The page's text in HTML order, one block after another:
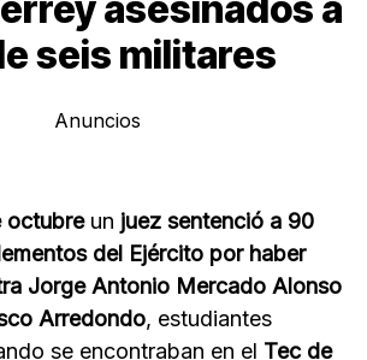
seis militares
Anuncios
octubreun juez sentenció a 90
del Ejército por haber
Jorge Antonio Mercado Alonso
Arredondo, estudiantes
se encontraban en el Tec de